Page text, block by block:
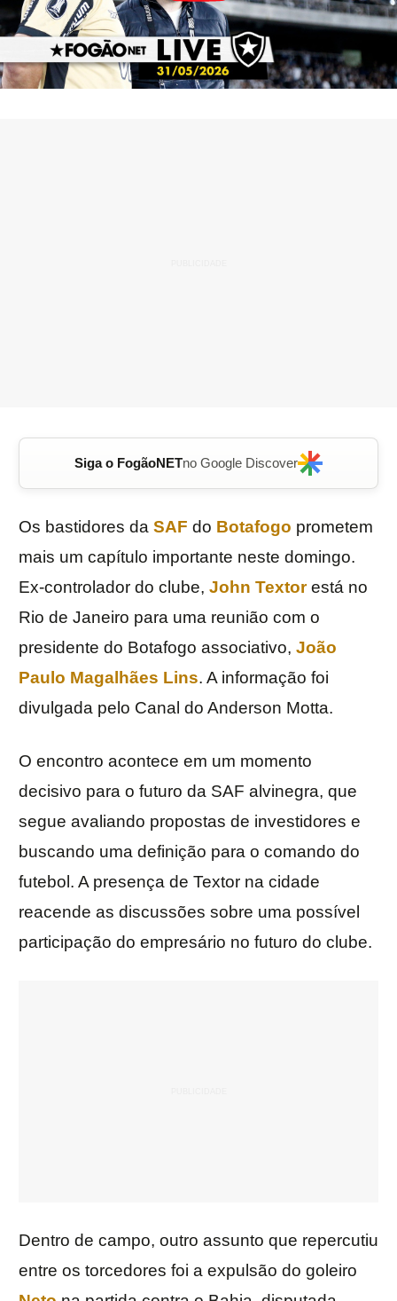
Siga o FogãoNETno Google Discover
Os bastidores da SAF do Botafogo prometem
mais um capítulo importante neste domingo.
Ex-controlador do clube, John Textorestá no
Rio de Janeiro para uma reunião com o
presidente do Botafogo associativo, João
Paulo Magalhães Lins. A informação foi
divulgada pelo Canal do Anderson Motta.
O encontro acontece em um momento
decisivo para o futuro da SAF alvinegra, que
segue avaliando propostas de investidores e
buscando uma definição para o comando do
futebol. A presença de Textor na cidade
reacende as discussões sobre uma possível
participação do empresário no futuro do clube.
Dentro de campo, outro assunto que repercutiu
entre os torcedores foi a expulsão do goleiro